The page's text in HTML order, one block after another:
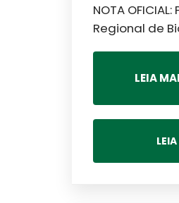
NOTA OFICIAL:
Regional de
LEIA